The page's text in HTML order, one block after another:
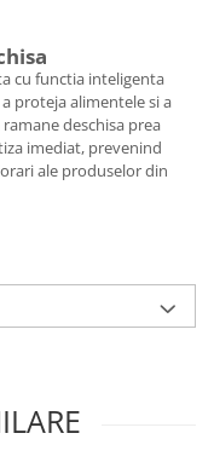
cu functia inteligenta
proteja alimentele si a
deschisa prea
imediat, prevenind
ale produselor din